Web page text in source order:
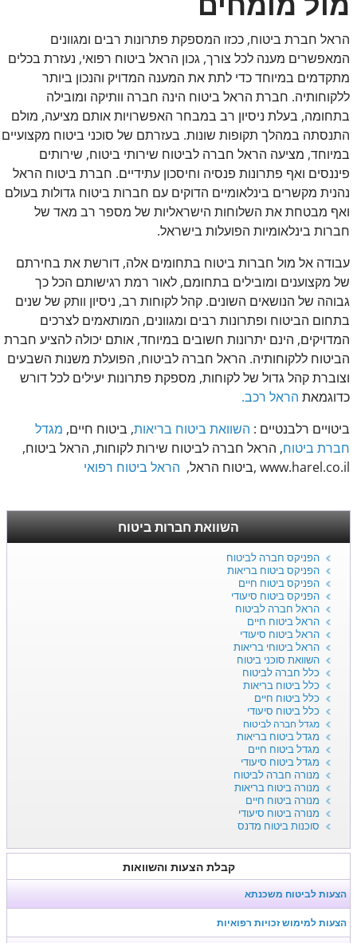
הראל חברת ביטוח, ככזו המספקת פתרונות רבים ומגוונים
המאפשרים מענה לכל צורך, גכון הראל ביטוח רפואי, נעזרת בכלים
מתקדמים במיוחד כדי לתת את המענה המדויק והנכון ביותר
ללקוחותיה. חברת הראל ביטוח הינה חברה וותיקה ומובילה
בתחומה, בעלת ניסיון רב במבחר האפשרויות אותם מציעה, מולם
התנסתה במהלך תקופות שונות. בעזרתם של סוכני ביטוח מקצועיים
במיוחד, מציעה הראל חברה לביטוח שירותי ביטוח, שירותים
פיננסים ואף פתרונות פנסיה וחיסכון עתידיים. חברת ביטוח הראל
נהנית מקשרים בינלאומיים הדוקים עם חברות ביטוח גדולות בעולם
ואף מבטחת את השלוחות הישראליות של מספר רב מאד של
חברות בינלאומיות הפועלות בישראל.
עבודה אל מול חברות ביטוח בתחומים אלה, דורשת את בחירתם
של מקצוענים ומובילים בתחומם, לאור רמת רגישותם הכל כך
גבוהה של הנושאים השונים. קהל לקוחות רב, ניסיון וותק של שנים
בתחום הביטוח ופתרונות רבים ומגוונים, המותאמים לצרכים
המדויקים, הינם יתרונות חשובים במיוחד, אותם יכולה להציע חברת
הביטוח ללקוחותיה. הראל חברה לביטוח, הפועלת משנות השבעים
וצוברת קהל גדול של לקוחות, מספקת פתרונות יעילים לכל דורש
כדוגמאת הראל רכב.
ביטויים רלבנטיים : השוואת ביטוח בריאות, ביטוח חיים, מגדל
חברת ביטוח, הראל חברה לביטוח שירות לקוחות, הראל ביטוח,
www.harel.co.il ,ביטוח הראל,
הראל ביטוח רפואי
השוואת חברות ביטוח
הפניקס חברה לביטוח
הפניקס ביטוח בריאות
הפניקס ביטוח חיים
הפניקס ביטוח סיעודי
הראל חברה לביטוח
הראל ביטוח חיים
הראל ביטוח סיעודי
הראל ביטוחי בריאות
השוואת סוכני ביטוח
כלל חברה לביטוח
כלל ביטוח בריאות
כלל ביטוח חיים
כלל ביטוח סיעודי
מגדל חברה לביטוח
מגדל ביטוח בריאות
מגדל ביטוח חיים
מגדל ביטוח סיעודי
מנורה חברה לביטוח
מנורה ביטוח בריאות
מנורה ביטוח חיים
מנורה ביטוח סיעודי
סוכנות ביטוח מדנס
קבלת הצעות והשוואות
הצעות לביטוח משכנתא
הצעות למימוש זכויות רפואיות